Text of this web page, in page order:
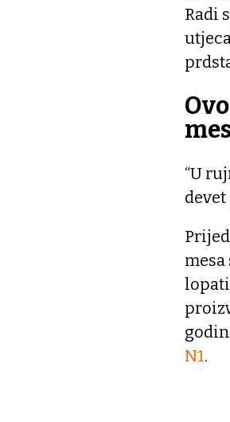
Radi
“U
N1.